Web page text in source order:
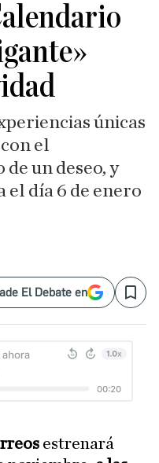
únicas
el
un deseo, y
el día 6 de enero
El Debate en Save
estrenará